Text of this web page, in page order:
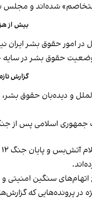
شده‌اند و مجلس
بیش از هزار تن در سال ۲۰۲۵ در ایران
در امور حقوق بشر
وضعیت حقوق بشر در
گزارش
جمهوری اسلامی پس از
سنگین امنیتی و
در پرونده‌هایی که